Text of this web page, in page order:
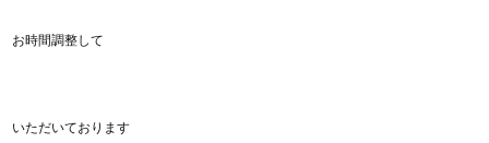
お時間調整して
いただいております